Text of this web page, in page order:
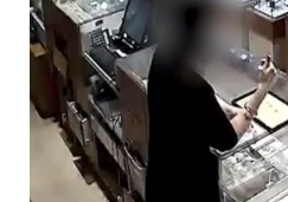
במעצר בזמן שהחשוד